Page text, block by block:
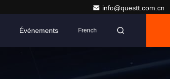
info@questt.com.cn
Événements French